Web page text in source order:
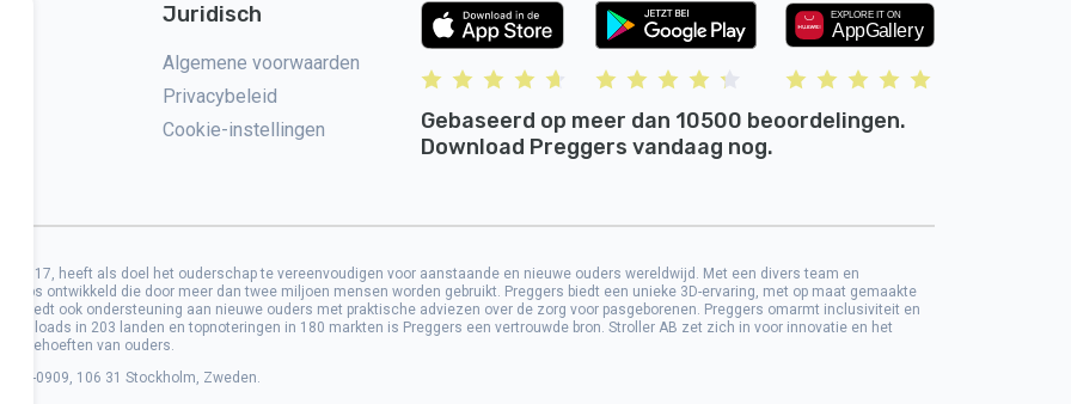
Juridisch
Algemene voorwaarden
Privacybeleid
Cookie-instellingen
Gebaseerd op meer dan 10500 beoordelingen.
Download Preggers vandaag nog.
2017, heeft als doel het ouderschap te vereenvoudigen voor aanstaande en nieuwe ouders wereldwijd. Met een divers team en
apps ontwikkeld die door meer dan twee miljoen mensen worden gebruikt. Preggers biedt een unieke 3D-ervaring, met op maat gemaakte
biedt ook ondersteuning aan nieuwe ouders met praktische adviezen over de zorg voor pasgeborenen. Preggers omarmt inclusiviteit en
in 203 landen en topnoteringen in 180 markten is Preggers een vertrouwde bron. Stroller AB zet zich in voor innovatie en het
behoeften van ouders.
0909, 106 31 Stockholm, Zweden.